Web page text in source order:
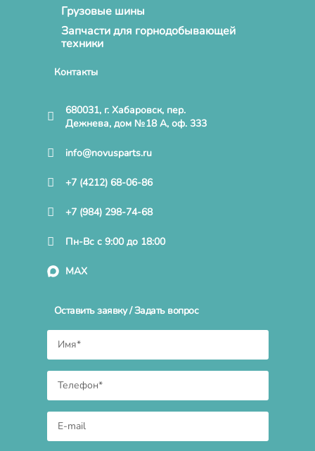
Грузовые шины
Запчасти для горнодобывающей
техники
Контакты
680031, г. Хабаровск, пер.
Дежнева, дом №18 А, оф. 333
info@novusparts.ru
+7 (4212) 68-06-86
+7 (984) 298-74-68
Пн-Вс с 9:00 до 18:00
MAX
Оставить заявку / Задать вопрос